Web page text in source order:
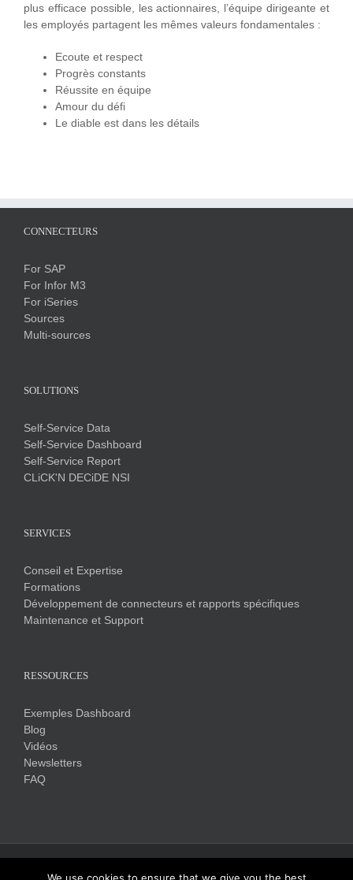
plus efficace possible, les actionnaires, l’équipe dirigeante et
les employés partagent les mêmes valeurs fondamentales :
Ecoute et respect
Progrès constants
Réussite en équipe
Amour du défi
Le diable est dans les détails
CONNECTEURS
For SAP
For Infor M3
For iSeries
Sources
Multi-sources
SOLUTIONS
Self-Service Data
Self-Service Dashboard
Self-Service Report
CLiCK'N DECiDE NSI
SERVICES
Conseil et Expertise
Formations
Développement de connecteurs et rapports spécifiques
Maintenance et Support
RESSOURCES
Exemples Dashboard
Blog
Vidéos
Newsletters
FAQ